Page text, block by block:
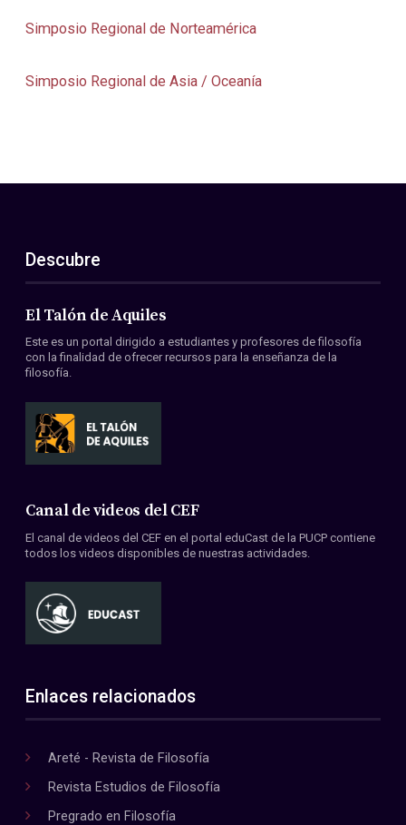
Simposio Regional de Norteamérica
Simposio Regional de Asia / Oceanía
Descubre
El Talón de Aquiles
Este es un portal dirigido a estudiantes y profesores de filosofía
con la finalidad de ofrecer recursos para la enseñanza de la
filosofía.
Canal de videos del CEF
El canal de videos del CEF en el portal eduCast de la PUCP contiene
todos los videos disponibles de nuestras actividades.
Enlaces relacionados
Areté - Revista de Filosofía
Revista Estudios de Filosofía
Pregrado en Filosofía